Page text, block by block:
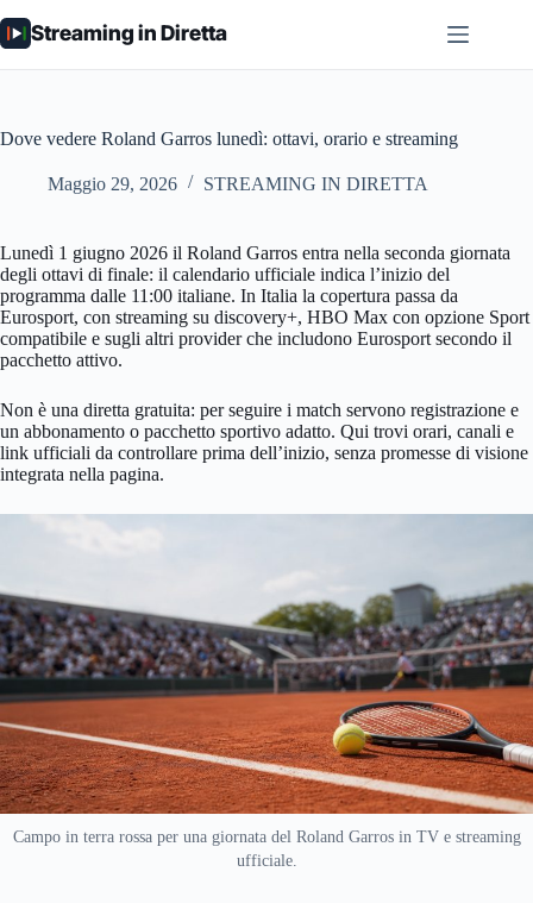
al
contenuto
Streaming in Diretta
Dove vedere Roland Garros lunedì: ottavi, orario e streaming
Maggio 29, 2026 STREAMING IN DIRETTA
Lunedì 1 giugno 2026 il Roland Garros entra nella seconda giornata
degli ottavi di finale: il calendario ufficiale indica l’inizio del
programma dalle 11:00 italiane. In Italia la copertura passa da
Eurosport, con streaming su discovery+, HBO Max con opzione Sport
compatibile e sugli altri provider che includono Eurosport secondo il
pacchetto attivo.
Non è una diretta gratuita: per seguire i match servono registrazione e
un abbonamento o pacchetto sportivo adatto. Qui trovi orari, canali e
link ufficiali da controllare prima dell’inizio, senza promesse di visione
integrata nella pagina.
Campo in terra rossa per una giornata del Roland Garros in TV e streaming
ufficiale.